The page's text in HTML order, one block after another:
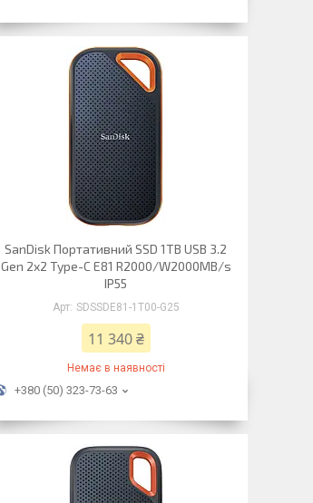
SanDisk Портативний SSD 1TB USB 3.2
Gen 2x2 Type-C E81 R2000/W2000MB/s
IP55
SDSSDE81-1T00-G25
11 340 ₴
Немає в наявності
+380 (50) 323-73-63